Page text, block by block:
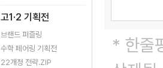
고1·2 기획전
브랜드 퍼즐링
수학 페어링 기획전
22개정 전략.ZIP
* 한줄